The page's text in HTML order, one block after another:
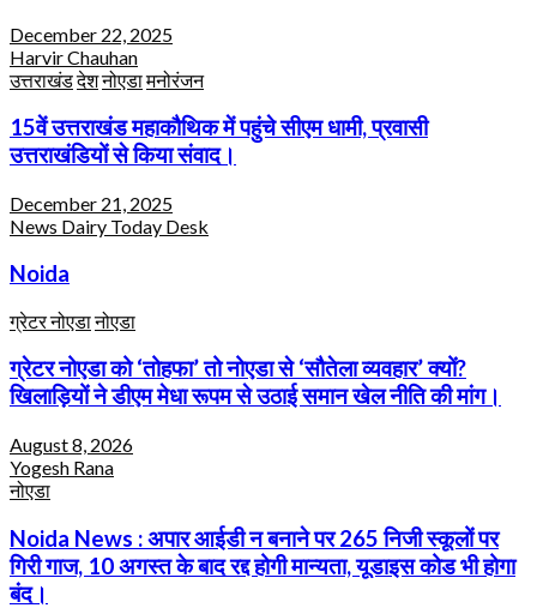
December 22, 2025
Harvir Chauhan
उत्तराखंडदेशनोएडामनोरंजन
15वें उत्तराखंड महाकौथिक में पहुंचे सीएम धामी, प्रवासी
उत्तराखंडियों से किया संवाद।
December 21, 2025
News Dairy Today Desk
Noida
ग्रेटर नोएडानोएडा
ग्रेटर नोएडा को ‘तोहफा’ तो नोएडा से ‘सौतेला व्यवहार’ क्यों?
खिलाड़ियों ने डीएम मेधा रूपम से उठाई समान खेल नीति की मांग।
August 8, 2026
Yogesh Rana
नोएडा
Noida News : अपार आईडी न बनाने पर 265 निजी स्कूलों पर
गिरी गाज, 10 अगस्त के बाद रद्द होगी मान्यता, यूडाइस कोड भी होगा
बंद।